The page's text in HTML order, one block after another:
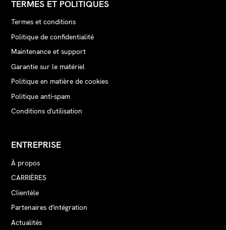
TERMES ET POLITIQUES
Termes et conditions
Politique de confidentialité
Maintenance et support
Garantie sur le matériel
Politique en matière de cookies
Politique anti-spam
Conditions d'utilisation
ENTREPRISE
À propos
CARRIÈRES
Clientèle
Partenaires d'intégration
Actualités